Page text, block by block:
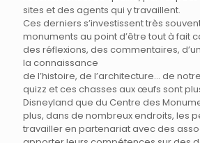
sites et des agents qui y travaillent.
Ces derniers s’investissent très
monuments au point d’être tout à fait
des réflexions, des commentaires,
la connaissance
de l’histoire, de l’architecture… de
quizz et ces chasses aux œufs sont
Disneyland que du Centre des
plus, dans de nombreux endroits, les
travailler en partenariat avec des